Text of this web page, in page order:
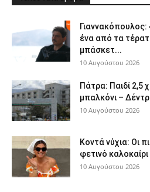
Γιαννακόπουλος:
ένα από τα
μπάσκετ...
10 Αυγούστου 2026
Πάτρα: Παιδί 2,5
μπαλκόνι –
10 Αυγούστου 2026
Κοντά νύχια: Οι
φετινό καλοκαίρι
10 Αυγούστου 2026